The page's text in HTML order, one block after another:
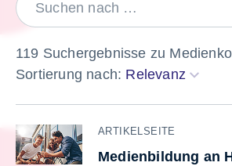
119 Suchergebnisse zu
Sortierung nach: Relevanz
ARTIKELSEITE
Medienbildung an